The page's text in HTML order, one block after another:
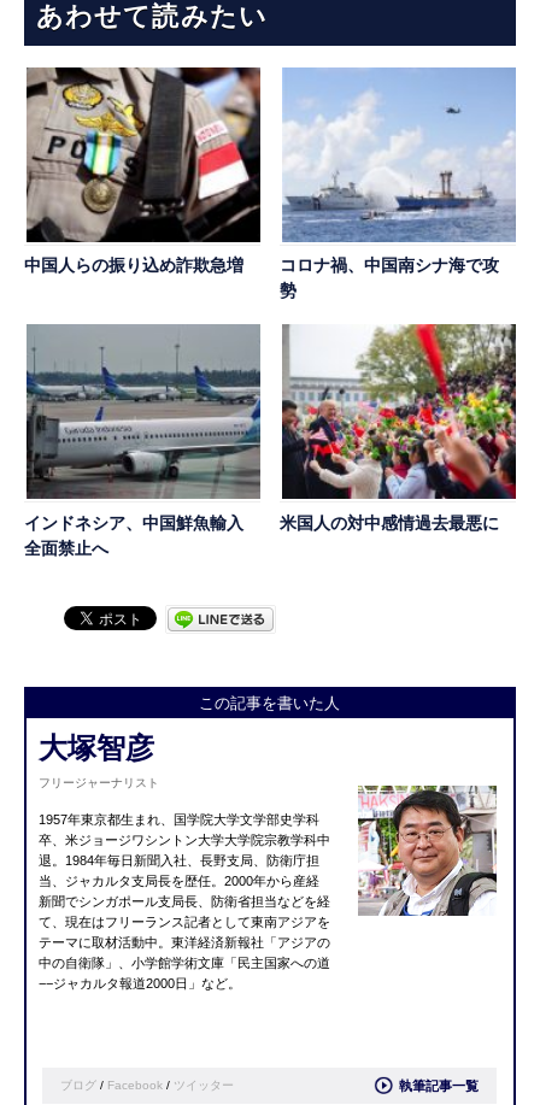
あわせて読みたい
中国人らの振り込め詐欺急増
コロナ禍、中国南シナ海で攻
勢
インドネシア、中国鮮魚輸入
全面禁止へ
米国人の対中感情過去最悪に
この記事を書いた人
大塚智彦
フリージャーナリスト
1957年東京都生まれ、国学院大学文学部史学科
卒、米ジョージワシントン大学大学院宗教学科中
退。1984年毎日新聞入社、長野支局、防衛庁担
当、ジャカルタ支局長を歴任。2000年から産経
新聞でシンガポール支局長、防衛省担当などを経
て、現在はフリーランス記者として東南アジアを
テーマに取材活動中。東洋経済新報社「アジアの
中の自衛隊」、小学館学術文庫「民主国家への道
−−ジャカルタ報道2000日」など。
ブログ / Facebook / ツイッター 執筆記事一覧